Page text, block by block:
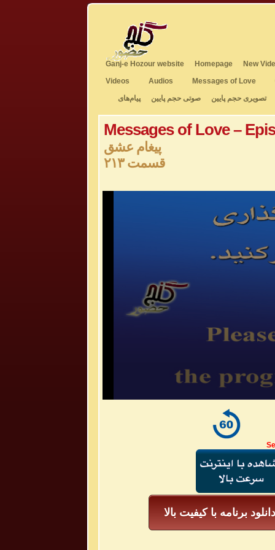
Ganj-e Hozour website Homepage New
Videos
Audios Messages of Love
تصویری حجم پایین صوتی حجم پایین
پیام‌های
Messages of Love –
پیغام عشق
قسمت ۲۱۳
دانلود برنامه با کیفیت بالا